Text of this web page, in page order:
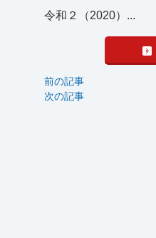
令和２（2020）...
前の記事
次の記事